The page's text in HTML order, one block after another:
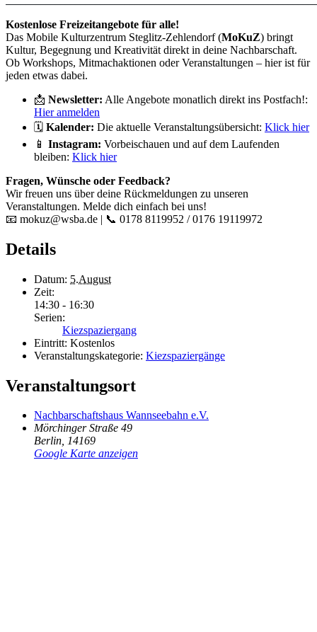
Kostenlose Freizeitangebote für alle!
Das Mobile Kulturzentrum Steglitz-Zehlendorf (MoKuZ) bringt
Kultur, Begegnung und Kreativität direkt in deine Nachbarschaft.
Ob Workshops, Mitmachaktionen oder Veranstaltungen – hier ist für
jeden etwas dabei.
📩 Newsletter: Alle Angebote monatlich direkt ins Postfach!:
Hier anmelden
🗓️ Kalender: Die aktuelle Veranstaltungsübersicht: Klick hier
📱 Instagram: Vorbeischauen und auf dem Laufenden
bleiben: Klick hier
Fragen, Wünsche oder Feedback?
Wir freuen uns über deine Rückmeldungen zu unseren
Veranstaltungen. Melde dich einfach bei uns!
📧 mokuz@wsba.de | 📞 0178 8119952 / 0176 19119972
Details
Datum: 5.August
Zeit:
14:30 - 16:30
Serien:
Kiezspaziergang
Eintritt: Kostenlos
Veranstaltungskategorie: Kiezspaziergänge
Veranstaltungsort
Nachbarschaftshaus Wannseebahn e.V.
Mörchinger Straße 49
Berlin, 14169
Google Karte anzeigen